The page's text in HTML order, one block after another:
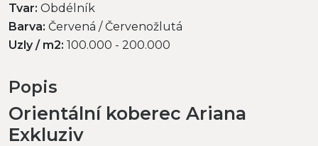
Tvar: Obdélník
Barva: Červená / Červenožlutá
Uzly / m2: 100.000 - 200.000
Popis
Orientální koberec Ariana
Exkluziv